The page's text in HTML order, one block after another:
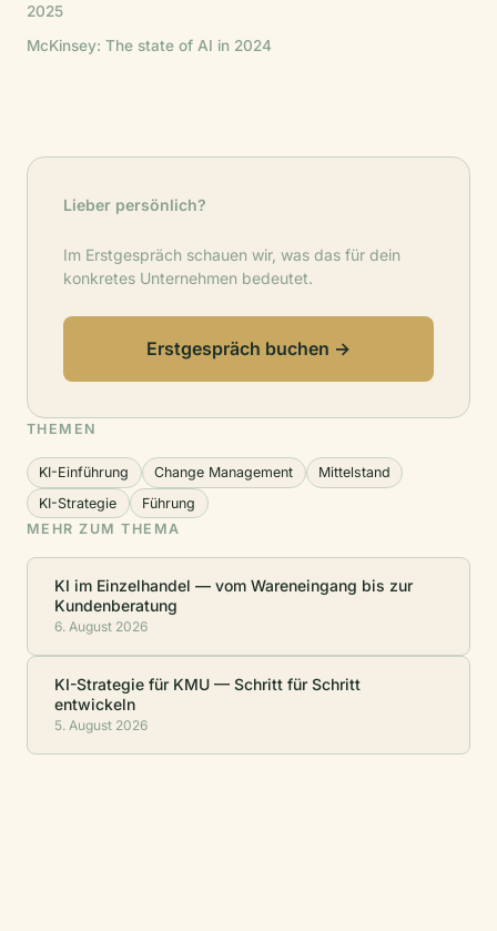
2025
McKinsey: The state of AI in 2024
Lieber persönlich?
Im Erstgespräch schauen wir, was das für dein
konkretes Unternehmen bedeutet.
Erstgespräch buchen →
THEMEN
KI-Einführung Change Management
Mittelstand
KI-Strategie
Führung
MEHR ZUM THEMA
KI im Einzelhandel — vom Wareneingang bis zur
Kundenberatung
6. August 2026
KI-Strategie für KMU — Schritt für Schritt
entwickeln
5. August 2026